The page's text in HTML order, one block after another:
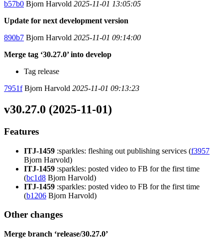
b57b0 Bjorn Harvold 2025-11-01 13:05:05
Update for next development version
890b7 Bjorn Harvold 2025-11-01 09:14:00
Merge tag ‘30.27.0’ into develop
Tag release
7951fBjorn Harvold 2025-11-01 09:13:23
v30.27.0 (2025-11-01)
Features
ITJ-1459 :sparkles: fleshing out publishing services (f3957
Bjorn Harvold)
ITJ-1459 :sparkles: posted video to FB for the first time
(bc1d8 Bjorn Harvold)
ITJ-1459 :sparkles: posted video to FB for the first time
(b1206 Bjorn Harvold)
Other changes
Merge branch ‘release/30.27.0’